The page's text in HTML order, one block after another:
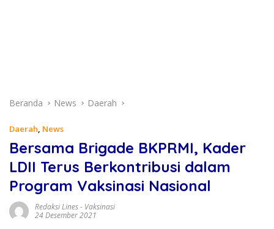
Beranda News Daerah
Daerah, News
Bersama Brigade BKPRMI, Kader
LDII Terus Berkontribusi dalam
Program Vaksinasi Nasional
Redaksi Lines- Vaksinasi
24 Desember 2021